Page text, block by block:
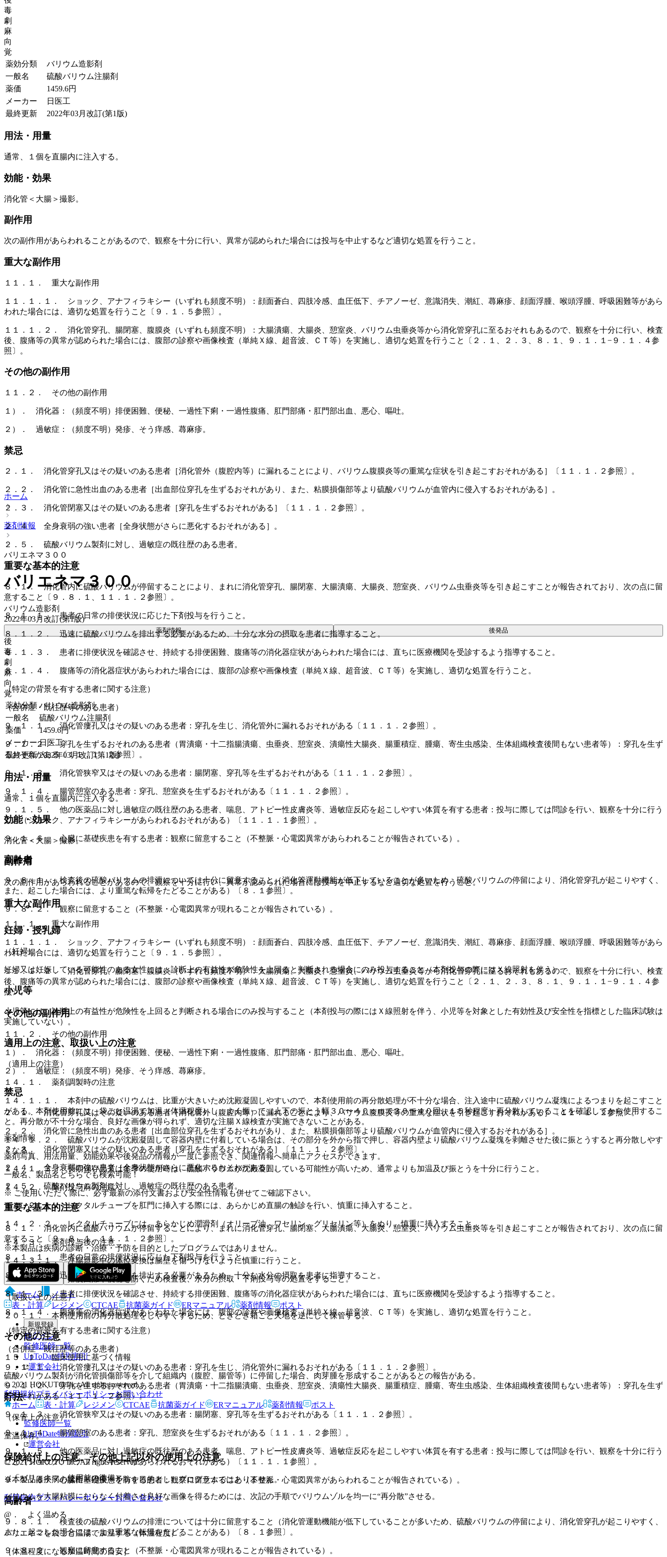
毒
劇
麻
向
覚
薬効分類
バリウム造影剤
一般名
硫酸バリウム注腸剤
薬価
1459.6円
メーカー
日医工
最終更新
2022年03月改訂(第1版)
用法・用量
通常、１個を直腸内に注入する。
効能・効果
消化管＜大腸＞撮影。
副作用
次の副作用があらわれることがあるので、観察を十分に行い、異常が認められた場合には投与を中止するなど適切な処置を行うこと。
重大な副作用
１１．１． 重大な副作用
１１．１．１． ショック、アナフィラキシー（いずれも頻度不明）：顔面蒼白、四肢冷感、血圧低下、チアノーゼ、意識消失、潮紅、蕁麻疹、顔面浮腫、喉頭浮腫、呼吸困難等があら
われた場合には、適切な処置を行うこと〔９．１．５参照〕。
１１．１．２． 消化管穿孔、腸閉塞、腹膜炎（いずれも頻度不明）：大腸潰瘍、大腸炎、憩室炎、バリウム虫垂炎等から消化管穿孔に至るおそれもあるので、観察を十分に行い、検査
後、腹痛等の異常が認められた場合には、腹部の診察や画像検査（単純Ｘ線、超音波、ＣＴ等）を実施し、適切な処置を行うこと〔２．１、２．３、８．１、９．１．１−９．１．４参
照〕。
その他の副作用
１１．２． その他の副作用
１）． 消化器：（頻度不明）排便困難、便秘、一過性下痢・一過性腹痛、肛門部痛・肛門部出血、悪心、嘔吐。
２）． 過敏症：（頻度不明）発疹、そう痒感、蕁麻疹。
禁忌
２．１． 消化管穿孔又はその疑いのある患者［消化管外（腹腔内等）に漏れることにより、バリウム腹膜炎等の重篤な症状を引き起こすおそれがある］〔１１．１．２参照〕。
２．２． 消化管に急性出血のある患者［出血部位穿孔を生ずるおそれがあり、また、粘膜損傷部等より硫酸バリウムが血管内に侵入するおそれがある］。
２．３． 消化管閉塞又はその疑いのある患者［穿孔を生ずるおそれがある］〔１１．１．２参照〕。
２．４． 全身衰弱の強い患者［全身状態がさらに悪化するおそれがある］。
２．５． 硫酸バリウム製剤に対し、過敏症の既往歴のある患者。
重要な基本的注意
８．１． 消化管内に硫酸バリウムが停留することにより、まれに消化管穿孔、腸閉塞、大腸潰瘍、大腸炎、憩室炎、バリウム虫垂炎等を引き起こすことが報告されており、次の点に留
意すること〔９．８．１、１１．１．２参照〕。
８．１．１． 患者の日常の排便状況に応じた下剤投与を行うこと。
８．１．２． 迅速に硫酸バリウムを排出する必要があるため、十分な水分の摂取を患者に指導すること。
８．１．３． 患者に排便状況を確認させ、持続する排便困難、腹痛等の消化器症状があらわれた場合には、直ちに医療機関を受診するよう指導すること。
８．１．４． 腹痛等の消化器症状があらわれた場合には、腹部の診察や画像検査（単純Ｘ線、超音波、ＣＴ等）を実施し、適切な処置を行うこと。
（特定の背景を有する患者に関する注意）
（合併症・既往歴等のある患者）
９．１．１． 消化管瘻孔又はその疑いのある患者：穿孔を生じ、消化管外に漏れるおそれがある〔１１．１．２参照〕。
９．１．２． 穿孔を生ずるおそれのある患者（胃潰瘍・十二指腸潰瘍、虫垂炎、憩室炎、潰瘍性大腸炎、腸重積症、腫瘍、寄生虫感染、生体組織検査後間もない患者等）：穿孔を生ず
るおそれがある〔１１．１．２参照〕。
９．１．３． 消化管狭窄又はその疑いのある患者：腸閉塞、穿孔等を生ずるおそれがある〔１１．１．２参照〕。
９．１．４． 腸管憩室のある患者：穿孔、憩室炎を生ずるおそれがある〔１１．１．２参照〕。
９．１．５． 他の医薬品に対し過敏症の既往歴のある患者、喘息、アトピー性皮膚炎等、過敏症反応を起こしやすい体質を有する患者：投与に際しては問診を行い、観察を十分に行う
こと（ショック、アナフィラキシーがあらわれるおそれがある）〔１１．１．１参照〕。
９．１．６． 心臓に基礎疾患を有する患者：観察に留意すること（不整脈・心電図異常があらわれることが報告されている）。
高齢者
９．８．１． 検査後の硫酸バリウムの排泄については十分に留意すること（消化管運動機能が低下していることが多いため、硫酸バリウムの停留により、消化管穿孔が起こりやすく、
また、起こした場合には、より重篤な転帰をたどることがある）〔８．１参照〕。
９．８．２． 観察に留意すること（不整脈・心電図異常が現れることが報告されている）。
妊婦・授乳婦
（妊婦）
妊婦又は妊娠している可能性のある女性には、診断上の有益性が危険性を上回ると判断される場合にのみ投与すること（本剤投与の際にはＸ線照射を伴う）。
小児等
小児等には、診断上の有益性が危険性を上回ると判断される場合にのみ投与すること（本剤投与の際にはＸ線照射を伴う、小児等を対象とした有効性及び安全性を指標とした臨床試験は
実施していない）。
適用上の注意、取扱い上の注意
（適用上の注意）
１４．１． 薬剤調製時の注意
１４．１．１． 本剤中の硫酸バリウムは、比重が大きいため沈殿凝固しやすいので、本剤使用前の再分散処理が不十分な場合、注入途中に硫酸バリウム凝塊によるつまりを起こすこと
がある。本剤使用前には、袋ごと温湯で加温（体温程度）し、よく振って（上下の振とう幅３０〜４０ｃｍで３０〜４０回、１５秒程度）再分散していることを確認してから使用するこ
と。再分散が不十分な場合、良好な画像が得られず、適切な注腸Ｘ線検査が実施できないことがある。
１４．１．２． 硫酸バリウムが沈殿凝固して容器内壁に付着している場合は、その部分を外から指で押し、容器内壁より硫酸バリウム凝塊を剥離させた後に振とうすると再分散しやす
くなる。
１４．１．３． 長期保存品又は冬季の使用時は、硫酸バリウムが沈殿凝固している可能性が高いため、通常よりも加温及び振とうを十分に行うこと。
１４．２． 薬剤投与前の注意
１４．２．１． レクタルチューブを肛門に挿入する際には、あらかじめ直腸の触診を行い、慎重に挿入すること。
１４．２．２． レクタルチューブには、あらかじめ潤滑剤（オリーブ油、ワセリン、グリセリン等）をぬり、慎重に挿入すること。
１４．３． 薬剤投与後の注意
１４．３．１． 注腸造影中の体位変換は腸壁を傷つけないように慎重に行うこと。
１４．３．２． 排便困難や便秘を防ぐため検査後、水分の摂取・下剤投与等の処置をすること。
（取扱い上の注意）
２０．１． 本剤使用前の再分散処理をしやすくするため、ときどき箱ごと天地を逆にして保管する。
その他の注意
１５．１． 臨床使用に基づく情報
硫酸バリウム製剤が消化管損傷部等を介して組織内（腹腔、腸管等）に停留した場合、肉芽腫を形成することがあるとの報告がある。
貯法
（保管上の注意）
室温保存。
保険給付上の注意、その他上記以外の使用上の注意
（「バリエネマ」使用前の準備）
バリウムを大腸粘膜にむらなく付着させ良好な画像を得るためには、次記の手順でバリウムゾルを均一に“再分散”させる。
@． よく温める
バリエネマを袋ごと温湯で加温する（体温程度）。
［体温程度になる加温時間の目安］
ホーム
薬剤情報
バリエネマ３００
バリエネマ３００
バリウム造影剤
2022年03月改訂(第1版)
薬剤情報 後発品
後
毒
劇
麻
向
覚
薬効分類 バリウム造影剤
一般名
硫酸バリウム注腸剤
薬価
1459.6円
メーカー 日医工
最終更新 2022年03月改訂(第1版)
用法・用量
通常、１個を直腸内に注入する。
効能・効果
消化管＜大腸＞撮影。
副作用
次の副作用があらわれることがあるので、観察を十分に行い、異常が認められた場合には投与を中止するなど適切な処置を行うこと。
重大な副作用
１１．１． 重大な副作用
１１．１．１． ショック、アナフィラキシー（いずれも頻度不明）：顔面蒼白、四肢冷感、血圧低下、チアノーゼ、意識消失、潮紅、蕁麻疹、顔面浮腫、喉頭浮腫、呼吸困難等があら
われた場合には、適切な処置を行うこと〔９．１．５参照〕。
１１．１．２． 消化管穿孔、腸閉塞、腹膜炎（いずれも頻度不明）：大腸潰瘍、大腸炎、憩室炎、バリウム虫垂炎等から消化管穿孔に至るおそれもあるので、観察を十分に行い、検査
後、腹痛等の異常が認められた場合には、腹部の診察や画像検査（単純Ｘ線、超音波、ＣＴ等）を実施し、適切な処置を行うこと〔２．１、２．３、８．１、９．１．１−９．１．４参
照〕。
その他の副作用
１１．２． その他の副作用
１）． 消化器：（頻度不明）排便困難、便秘、一過性下痢・一過性腹痛、肛門部痛・肛門部出血、悪心、嘔吐。
２）． 過敏症：（頻度不明）発疹、そう痒感、蕁麻疹。
禁忌
２．１． 消化管穿孔又はその疑いのある患者［消化管外（腹腔内等）に漏れることにより、バリウム腹膜炎等の重篤な症状を引き起こすおそれがある］〔１１．１．２参照〕。
２．２． 消化管に急性出血のある患者［出血部位穿孔を生ずるおそれがあり、また、粘膜損傷部等より硫酸バリウムが血管内に侵入するおそれがある］。
２．３． 消化管閉塞又はその疑いのある患者［穿孔を生ずるおそれがある］〔１１．１．２参照〕。
２．４． 全身衰弱の強い患者［全身状態がさらに悪化するおそれがある］。
２．５． 硫酸バリウム製剤に対し、過敏症の既往歴のある患者。
重要な基本的注意
８．１． 消化管内に硫酸バリウムが停留することにより、まれに消化管穿孔、腸閉塞、大腸潰瘍、大腸炎、憩室炎、バリウム虫垂炎等を引き起こすことが報告されており、次の点に留
意すること〔９．８．１、１１．１．２参照〕。
８．１．１． 患者の日常の排便状況に応じた下剤投与を行うこと。
８．１．２． 迅速に硫酸バリウムを排出する必要があるため、十分な水分の摂取を患者に指導すること。
８．１．３． 患者に排便状況を確認させ、持続する排便困難、腹痛等の消化器症状があらわれた場合には、直ちに医療機関を受診するよう指導すること。
８．１．４． 腹痛等の消化器症状があらわれた場合には、腹部の診察や画像検査（単純Ｘ線、超音波、ＣＴ等）を実施し、適切な処置を行うこと。
（特定の背景を有する患者に関する注意）
（合併症・既往歴等のある患者）
９．１．１． 消化管瘻孔又はその疑いのある患者：穿孔を生じ、消化管外に漏れるおそれがある〔１１．１．２参照〕。
９．１．２． 穿孔を生ずるおそれのある患者（胃潰瘍・十二指腸潰瘍、虫垂炎、憩室炎、潰瘍性大腸炎、腸重積症、腫瘍、寄生虫感染、生体組織検査後間もない患者等）：穿孔を生ず
るおそれがある〔１１．１．２参照〕。
９．１．３． 消化管狭窄又はその疑いのある患者：腸閉塞、穿孔等を生ずるおそれがある〔１１．１．２参照〕。
９．１．４． 腸管憩室のある患者：穿孔、憩室炎を生ずるおそれがある〔１１．１．２参照〕。
９．１．５． 他の医薬品に対し過敏症の既往歴のある患者、喘息、アトピー性皮膚炎等、過敏症反応を起こしやすい体質を有する患者：投与に際しては問診を行い、観察を十分に行う
こと（ショック、アナフィラキシーがあらわれるおそれがある）〔１１．１．１参照〕。
９．１．６． 心臓に基礎疾患を有する患者：観察に留意すること（不整脈・心電図異常があらわれることが報告されている）。
高齢者
９．８．１． 検査後の硫酸バリウムの排泄については十分に留意すること（消化管運動機能が低下していることが多いため、硫酸バリウムの停留により、消化管穿孔が起こりやすく、
また、起こした場合には、より重篤な転帰をたどることがある）〔８．１参照〕。
９．８．２． 観察に留意すること（不整脈・心電図異常が現れることが報告されている）。
薬剤情報
薬剤写真、用法用量、効能効果や後発品の情報が一度に参照でき、関連情報へ簡単にアクセスができます。
一般名、製品名どちらでも検索可能！
※ ご使用いただく際に、必ず最新の添付文書および安全性情報も併せてご確認下さい。
※本製品は疾病の診断・治療・予防を目的としたプログラムではありません。
ホーム
ノート
表・計算
レジメン CTCAE 抗菌薬ガイド ERマニュアル 薬剤情報 ポスト
新規登録
ログイン
監修医師一覧
UpToDate特別割引
運営会社
© 2021 HOKUTO Inc. All rights reserved.
利用規約プライバシーポリシーお問い合わせ
ホーム
表・計算 レジメン CTCAE 抗菌薬ガイド ERマニュアル 薬剤情報 ポスト
監修医師一覧
UpToDate特別割引
運営会社
© 2021 HOKUTO Inc. All rights reserved.
※本製品は疾病の診断・治療・予防を目的としたプログラムではありません。
利用規約プライバシーポリシーお問い合わせ